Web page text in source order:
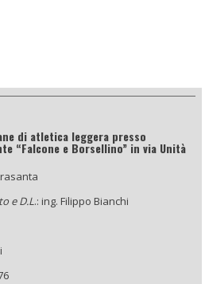
di atletica leggera presso
“Falcone e Borsellino” in via Unità
e D.L.: ing. Filippo Bianchi